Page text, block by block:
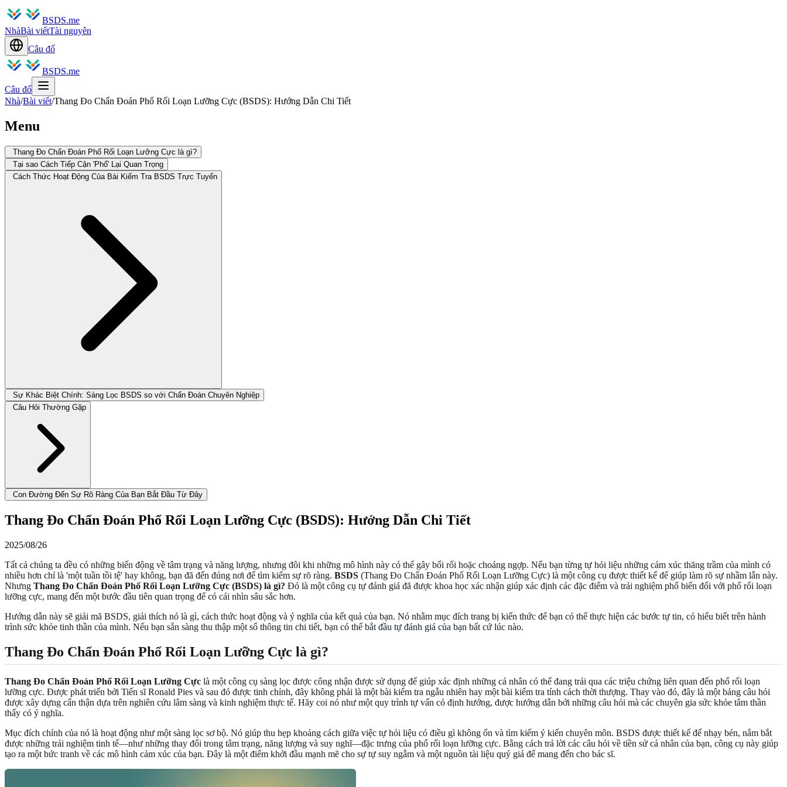
BSDS.me
NhàBài viếtTài nguyên
Câu đố
BSDS.me
Câu đố
Nhà/Bài viết/Thang Đo Chẩn Đoán Phổ Rối Loạn Lưỡng Cực (BSDS): Hướng Dẫn Chi Tiết
Menu
Thang Đo Chẩn Đoán Phổ Rối Loạn Lưỡng Cực là gì?
Tại sao Cách Tiếp Cận 'Phổ' Lại Quan Trọng
Cách Thức Hoạt Động Của Bài Kiểm Tra BSDS Trực Tuyến
Sự Khác Biệt Chính: Sàng Lọc BSDS so với Chẩn Đoán Chuyên Nghiệp
Câu Hỏi Thường Gặp
Con Đường Đến Sự Rõ Ràng Của Bạn Bắt Đầu Từ Đây
Thang Đo Chẩn Đoán Phổ Rối Loạn Lưỡng Cực (BSDS): Hướng Dẫn Chi Tiết
2025/08/26
Tất cả chúng ta đều có những biến động về tâm trạng và năng lượng, nhưng đôi khi những mô hình này có thể gây bối rối hoặc choáng ngợp. Nếu bạn từng tự hỏi liệu những cảm xúc thăng trầm của mình có
nhiều hơn chỉ là 'một tuần tồi tệ' hay không, bạn đã đến đúng nơi để tìm kiếm sự rõ ràng. BSDS (Thang Đo Chẩn Đoán Phổ Rối Loạn Lưỡng Cực) là một công cụ được thiết kế để giúp làm rõ sự nhầm lẫn này.
Nhưng Thang Đo Chẩn Đoán Phổ Rối Loạn Lưỡng Cực (BSDS) là gì? Đó là một công cụ tự đánh giá đã được khoa học xác nhận giúp xác định các đặc điểm và trải nghiệm phổ biến đối với phổ rối loạn
lưỡng cực, mang đến một bước đầu tiên quan trọng để có cái nhìn sâu sắc hơn.
Hướng dẫn này sẽ giải mã BSDS, giải thích nó là gì, cách thức hoạt động và ý nghĩa của kết quả của bạn. Nó nhằm mục đích trang bị kiến thức để bạn có thể thực hiện các bước tự tin, có hiểu biết trên hành
trình sức khỏe tinh thần của mình. Nếu bạn sẵn sàng thu thập một số thông tin chi tiết, bạn có thể bắt đầu tự đánh giá của bạn bất cứ lúc nào.
Thang Đo Chẩn Đoán Phổ Rối Loạn Lưỡng Cực là gì?
Thang Đo Chẩn Đoán Phổ Rối Loạn Lưỡng Cực là một công cụ sàng lọc được công nhận được sử dụng để giúp xác định những cá nhân có thể đang trải qua các triệu chứng liên quan đến phổ rối loạn
lưỡng cực. Được phát triển bởi Tiến sĩ Ronald Pies và sau đó được tinh chỉnh, đây không phải là một bài kiểm tra ngẫu nhiên hay một bài kiểm tra tính cách thời thượng. Thay vào đó, đây là một bảng câu hỏi
được xây dựng cẩn thận dựa trên nghiên cứu lâm sàng và kinh nghiệm thực tế. Hãy coi nó như một quy trình tự vấn có định hướng, được hướng dẫn bởi những câu hỏi mà các chuyên gia sức khỏe tâm thần
thấy có ý nghĩa.
Mục đích chính của nó là hoạt động như một sàng lọc sơ bộ. Nó giúp thu hẹp khoảng cách giữa việc tự hỏi liệu có điều gì không ổn và tìm kiếm ý kiến chuyên môn. BSDS được thiết kế để nhạy bén, nắm bắt
được những trải nghiệm tinh tế—như những thay đổi trong tâm trạng, năng lượng và suy nghĩ—đặc trưng của phổ rối loạn lưỡng cực. Bằng cách trả lời các câu hỏi về tiền sử cá nhân của bạn, công cụ này giúp
tạo ra một bức tranh về các mô hình cảm xúc của bạn. Đây là một điểm khởi đầu mạnh mẽ cho sự tự suy ngẫm và một nguồn tài liệu quý giá để mang đến cho bác sĩ.